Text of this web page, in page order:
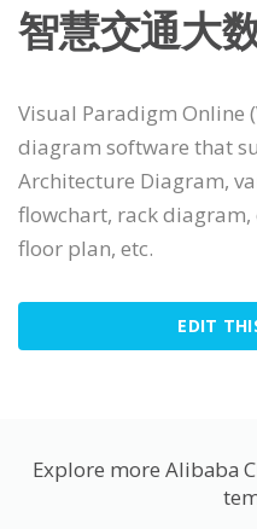
智慧交通大
Visual Paradigm Online
diagram software that
Architecture Diagram,
flowchart, rack diagram,
floor plan, etc.
EDIT
Explore more Alibaba